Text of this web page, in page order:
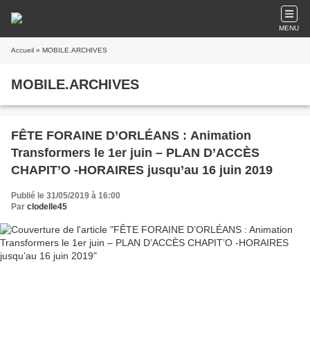
MENU
Accueil » MOBILE.ARCHIVES
MOBILE.ARCHIVES
FÊTE FORAINE D’ORLÉANS : Animation
Transformers le 1er juin – PLAN D’ACCÈS
CHAPIT’O -HORAIRES jusqu’au 16 juin 2019
Publié le 31/05/2019 à 16:00
Par clodelle45